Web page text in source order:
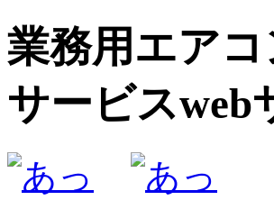
業務用エア
サービスweb